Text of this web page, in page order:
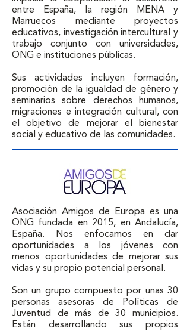
entre España, la región MENA y
Marruecos mediante proyectos
educativos, investigación intercultural y
trabajo conjunto con universidades,
ONG e instituciones públicas.
Sus actividades incluyen formación,
promoción de la igualdad de género y
seminarios sobre derechos humanos,
migraciones e integración cultural, con
el objetivo de mejorar el bienestar
social y educativo de las comunidades.
Asociación Amigos de Europa es una
ONG fundada en 2015, en Andalucía,
España. Nos enfocamos en dar
oportunidades a los jóvenes con
menos oportunidades de mejorar sus
vidas y su propio potencial personal.
Son un grupo compuesto por unas 30
personas asesoras de Políticas de
Juventud de más de 30 municipios.
Están desarrollando sus propios